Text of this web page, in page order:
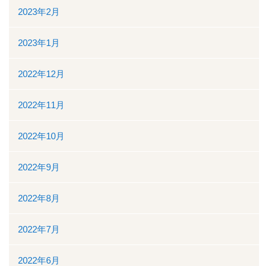
2023年2月
2023年1月
2022年12月
2022年11月
2022年10月
2022年9月
2022年8月
2022年7月
2022年6月